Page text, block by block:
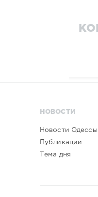
НОВОСТИ
Новости Одессы
Публикации
Тема дня